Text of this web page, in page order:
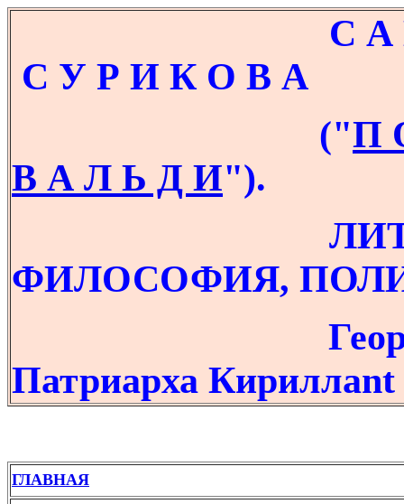
С А Й Т В
С У Р И К О В А
("П
В А Л Ь Д И").
ФИЛОСОФИЯ,
Патриарха Кириллаnt
ГЛАВНАЯ